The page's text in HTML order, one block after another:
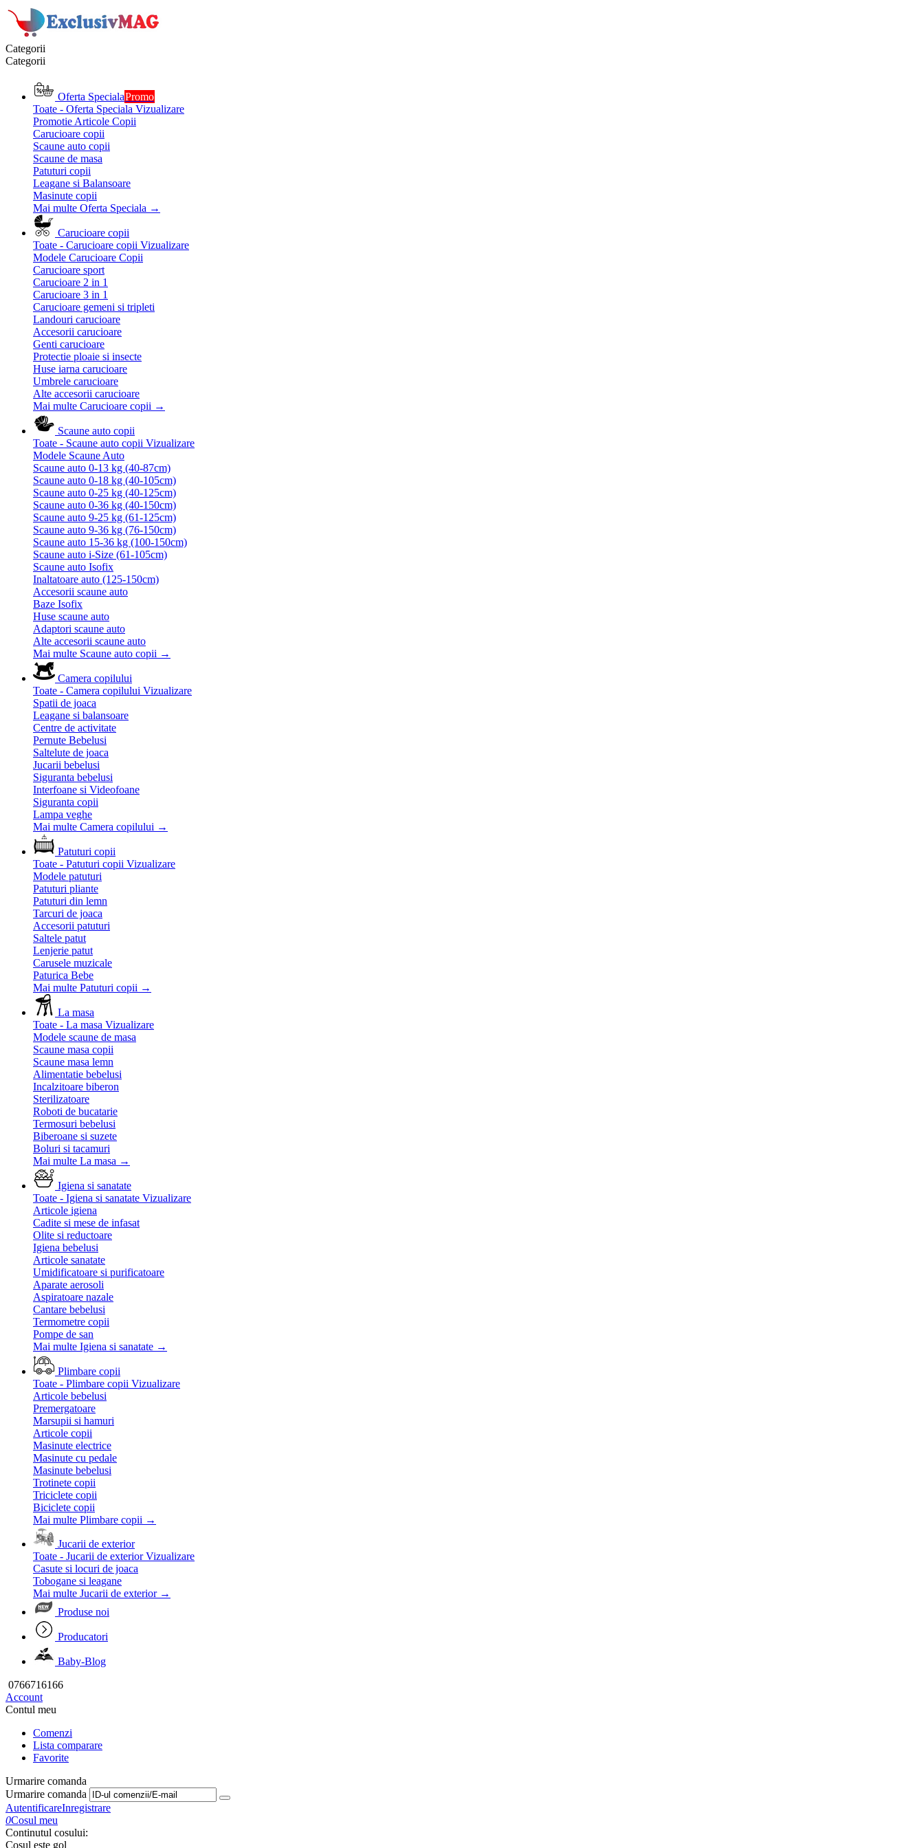
Categorii
Categorii
Oferta SpecialaPromo
Toate - Oferta Speciala Vizualizare
Promotie Articole Copii
Carucioare copii
Scaune auto copii
Scaune de masa
Patuturi copii
Leagane si Balansoare
Masinute copii
Mai multe Oferta Speciala →
Carucioare copii
Toate - Carucioare copii Vizualizare
Modele Carucioare Copii
Carucioare sport
Carucioare 2 in 1
Carucioare 3 in 1
Carucioare gemeni si tripleti
Landouri carucioare
Accesorii carucioare
Genti carucioare
Protectie ploaie si insecte
Huse iarna carucioare
Umbrele carucioare
Alte accesorii carucioare
Mai multe Carucioare copii →
Scaune auto copii
Toate - Scaune auto copii Vizualizare
Modele Scaune Auto
Scaune auto 0-13 kg (40-87cm)
Scaune auto 0-18 kg (40-105cm)
Scaune auto 0-25 kg (40-125cm)
Scaune auto 0-36 kg (40-150cm)
Scaune auto 9-25 kg (61-125cm)
Scaune auto 9-36 kg (76-150cm)
Scaune auto 15-36 kg (100-150cm)
Scaune auto i-Size (61-105cm)
Scaune auto Isofix
Inaltatoare auto (125-150cm)
Accesorii scaune auto
Baze Isofix
Huse scaune auto
Adaptori scaune auto
Alte accesorii scaune auto
Mai multe Scaune auto copii →
Camera copilului
Toate - Camera copilului Vizualizare
Spatii de joaca
Leagane si balansoare
Centre de activitate
Pernute Bebelusi
Saltelute de joaca
Jucarii bebelusi
Siguranta bebelusi
Interfoane si Videofoane
Siguranta copii
Lampa veghe
Mai multe Camera copilului →
Patuturi copii
Toate - Patuturi copii Vizualizare
Modele patuturi
Patuturi pliante
Patuturi din lemn
Tarcuri de joaca
Accesorii patuturi
Saltele patut
Lenjerie patut
Carusele muzicale
Paturica Bebe
Mai multe Patuturi copii →
La masa
Toate - La masa Vizualizare
Modele scaune de masa
Scaune masa copii
Scaune masa lemn
Alimentatie bebelusi
Incalzitoare biberon
Sterilizatoare
Roboti de bucatarie
Termosuri bebelusi
Biberoane si suzete
Boluri si tacamuri
Mai multe La masa →
Igiena si sanatate
Toate - Igiena si sanatate Vizualizare
Articole igiena
Cadite si mese de infasat
Olite si reductoare
Igiena bebelusi
Articole sanatate
Umidificatoare si purificatoare
Aparate aerosoli
Aspiratoare nazale
Cantare bebelusi
Termometre copii
Pompe de san
Mai multe Igiena si sanatate →
Plimbare copii
Toate - Plimbare copii Vizualizare
Articole bebelusi
Premergatoare
Marsupii si hamuri
Articole copii
Masinute electrice
Masinute cu pedale
Masinute bebelusi
Trotinete copii
Triciclete copii
Biciclete copii
Mai multe Plimbare copii →
Jucarii de exterior
Toate - Jucarii de exterior Vizualizare
Casute si locuri de joaca
Tobogane si leagane
Mai multe Jucarii de exterior →
Produse noi
Producatori
Baby-Blog
0766716166
Account
Contul meu
Comenzi
Lista comparare
Favorite
Urmarire comanda
Urmarire comanda
AutentificareInregistrare
0Cosul meu
Continutul cosului:
Cosul este gol